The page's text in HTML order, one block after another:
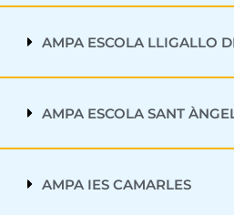
AMPA ESCOLA LLIGALLO
AMPA ESCOLA SANT
AMPA IES CAMARLES